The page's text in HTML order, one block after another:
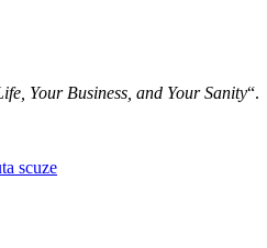
Your Business, and Your Sanity“.
scuze